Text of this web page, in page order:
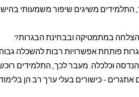
התלמידים משיגים שיפור משמעותי
במתמטיקה ובבחינת הבגרות?
פותחת אפשרויות רבות להשכלה
וכלכלה. מעבר לכך, התלמידים
אתגרים - כישורים בעלי ערך רב הן